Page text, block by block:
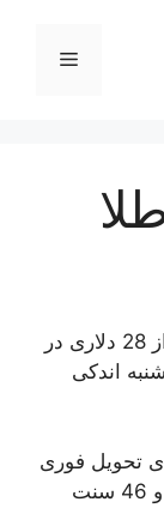
فهرست
قیمت هر اونس طلا پس از کاهش بیش از 28 دلاری در
اندکی
تحویل فوری
0.2 درصد افزایش یافت و به 1804 دلار و 46 سنت